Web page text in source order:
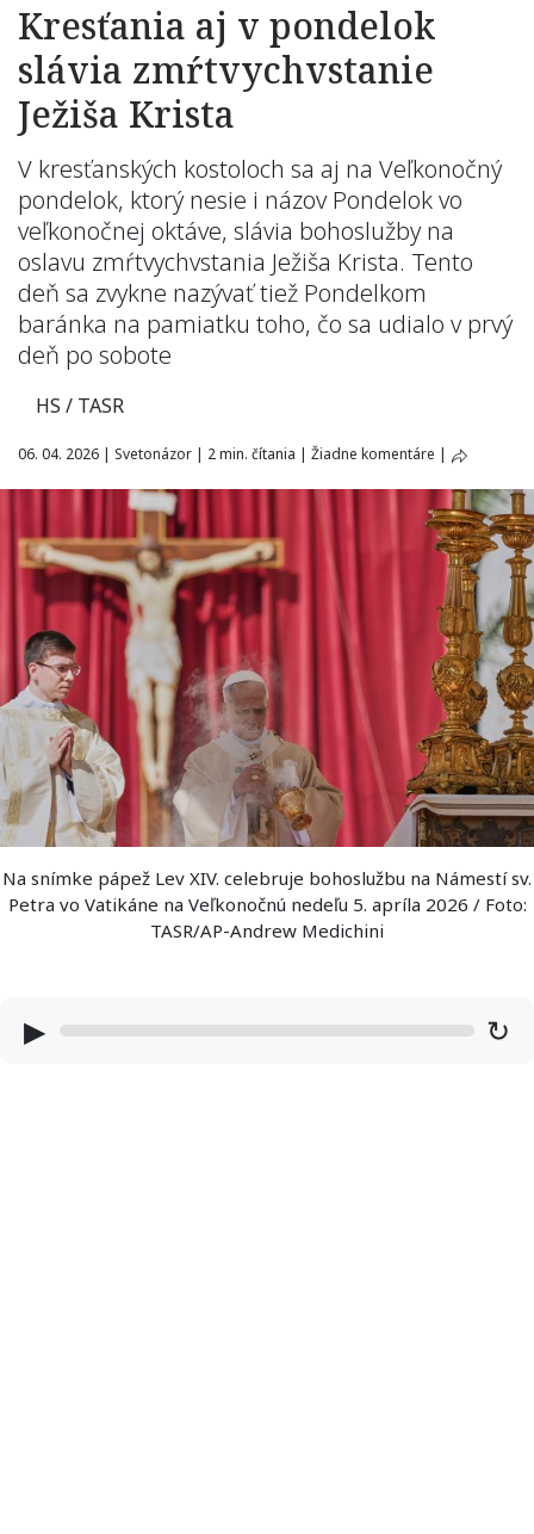
Kresťania aj v pondelok
slávia zmŕtvychvstanie
Ježiša Krista
V kresťanských kostoloch sa aj na Veľkonočný
pondelok, ktorý nesie i názov Pondelok vo
veľkonočnej oktáve, slávia bohoslužby na
oslavu zmŕtvychvstania Ježiša Krista. Tento
deň sa zvykne nazývať tiež Pondelkom
baránka na pamiatku toho, čo sa udialo v prvý
deň po sobote
HS / TASR
06. 04. 2026 | Svetonázor | 2 min. čítania | Žiadne komentáre |
Na snímke pápež Lev XIV. celebruje bohoslužbu na Námestí sv.
Petra vo Vatikáne na Veľkonočnú nedeľu 5. apríla 2026 / Foto:
TASR/AP-Andrew Medichini
▶ ↻